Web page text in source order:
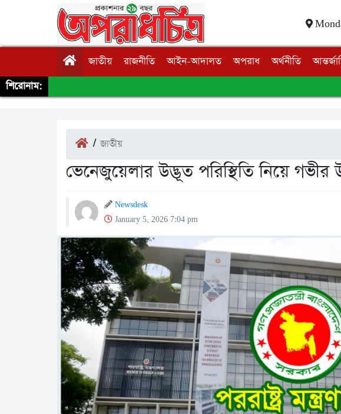
জাতীয় রাজনীতি আইন-আদালত অপরাধ অর্থনীতি
শিরোনাম:
/জাতীয়
ভেনেজুয়েলার উদ্ভূত পরিস্থিতি নিয়ে গভীর
Newsdesk
January 5, 2026 7:04 pm